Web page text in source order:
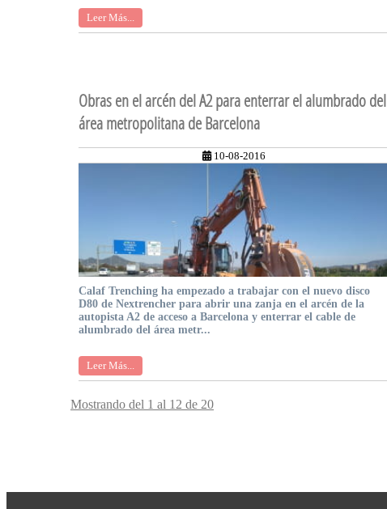
Leer Más...
Obras en el arcén del A2 para enterrar el alumbrado del
área metropolitana de Barcelona
10-08-2016
Calaf Trenching ha empezado a trabajar con el nuevo disco
D80 de Nextrencher para abrir una zanja en el arcén de la
autopista A2 de acceso a Barcelona y enterrar el cable de
alumbrado del área metr...
Leer Más...
Mostrando del 1 al 12 de 20